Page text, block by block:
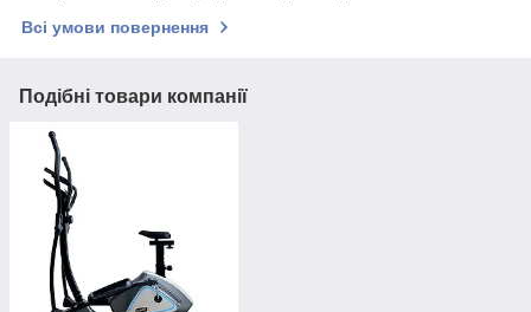
Всі умови повернення
Подібні товари компанії